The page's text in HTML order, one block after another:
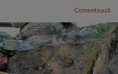
Comentează